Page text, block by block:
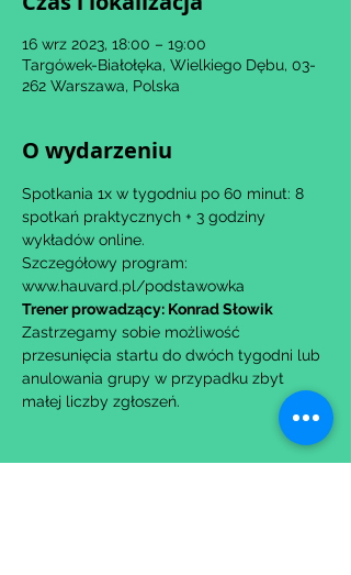
16 wrz 2023, 18:00 – 19:00
Targówek-Białołęka, Wielkiego Dębu, 03-
262 Warszawa, Polska
O wydarzeniu
Spotkania 1x w tygodniu po 60 minut: 8
spotkań praktycznych + 3 godziny
wykładów online.
Szczegółowy program:
www.hauvard.pl/podstawowka
Trener prowadzący: Konrad Słowik
Zastrzegamy sobie możliwość
przesunięcia startu do dwóch tygodni lub
anulowania grupy w przypadku zbyt
małej liczby zgłoszeń.